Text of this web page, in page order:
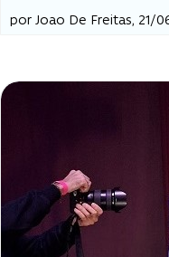
por Joao De Freitas, 21/